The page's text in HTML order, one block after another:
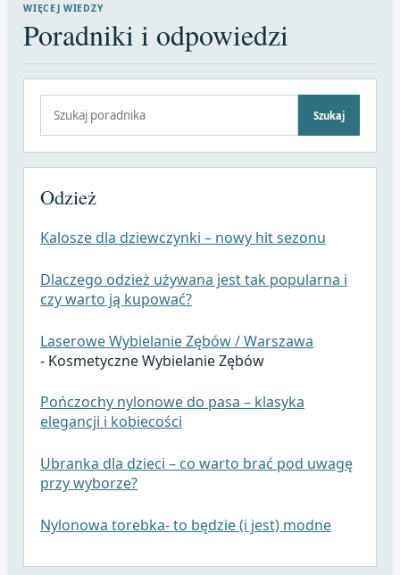
WIĘCEJ WIEDZY
Poradniki i odpowiedzi
Szukaj
Odzież
Kalosze dla dziewczynki – nowy hit sezonu
Dlaczego odzież używana jest tak popularna i
czy warto ją kupować?
Laserowe Wybielanie Zębów / Warszawa
- Kosmetyczne Wybielanie Zębów
Pończochy nylonowe do pasa – klasyka
elegancji i kobiecości
Ubranka dla dzieci – co warto brać pod uwagę
przy wyborze?
Nylonowa torebka- to będzie (i jest) modne